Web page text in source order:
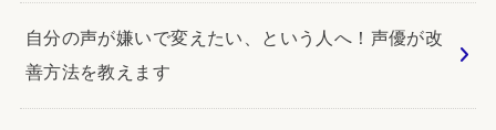
自分の声が嫌いで変えたい、という人へ！声優が改
善方法を教えます